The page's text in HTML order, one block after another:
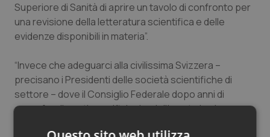
Superiore di Sanità di aprire un tavolo di confronto per
una revisione della letteratura scientifica e delle
evidenze disponibili in materia”.
“Invece che adeguarci alla civilissima Svizzera –
precisano i Presidenti delle società scientifiche di
settore – dove il Consiglio Federale dopo anni di
approfondimenti e verifiche ha deliberato la piena